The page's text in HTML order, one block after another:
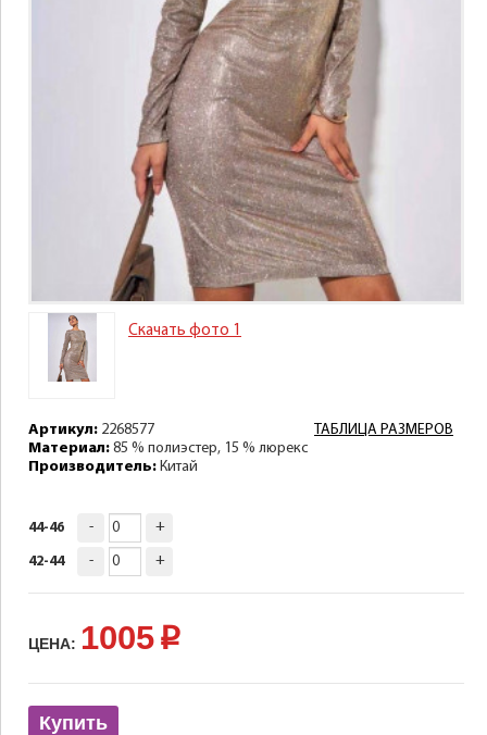
Скачать фото 1
ТАБЛИЦА РАЗМЕРОВ
Артикул: 2268577
Материал: 85 % полиэстер, 15 % люрекс
Производитель: Китай
44-46 - +
42-44 - +
ЦЕНА: 1005 p
Купить